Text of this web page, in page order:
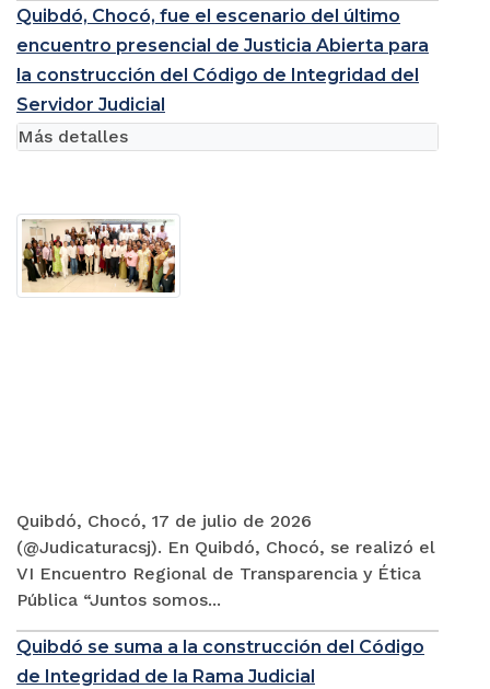
Quibdó, Chocó, fue el escenario del último
encuentro presencial de Justicia Abierta para
la construcción del Código de Integridad del
Servidor Judicial
Quibdó, Chocó, 17 de julio de 2026
(@Judicaturacsj). En Quibdó, Chocó, se realizó el
VI Encuentro Regional de Transparencia y Ética
Pública “Juntos somos...
Más detalles
Quibdó se suma a la construcción del Código
de Integridad de la Rama Judicial